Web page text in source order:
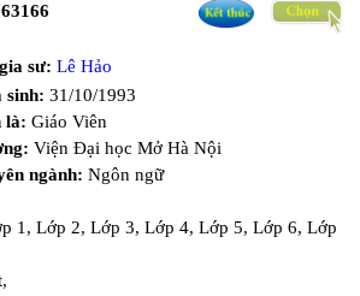
63166
sư: Lê Hảo
sinh: 31/10/1993
là: Giáo Viên
Viện Đại học Mở Hà Nội
ngành: Ngôn ngữ
1, Lớp 2, Lớp 3, Lớp 4, Lớp 5, Lớp 6, Lớp